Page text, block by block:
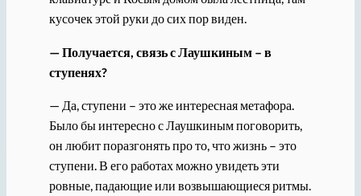
кусочек этой руки до сих пор виден.
— Получается, связь с Лаушкиным – в
ступенях?
— Да, ступени – это же интересная метафора.
Было бы интересно с Лаушкиным поговорить,
он любит поразгонять про то, что жизнь – это
ступени. В его работах можно увидеть эти
ровные, падающие или возвышающиеся ритмы.